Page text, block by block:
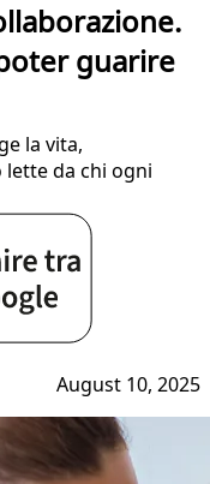
guarire
la vita,
lette da chi ogni
August 10, 2025